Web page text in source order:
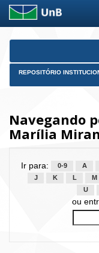
Skip
REPOSITÓRIO
Navegando
Marília
Ir para: 0-9 A
J
K L M
U
ou